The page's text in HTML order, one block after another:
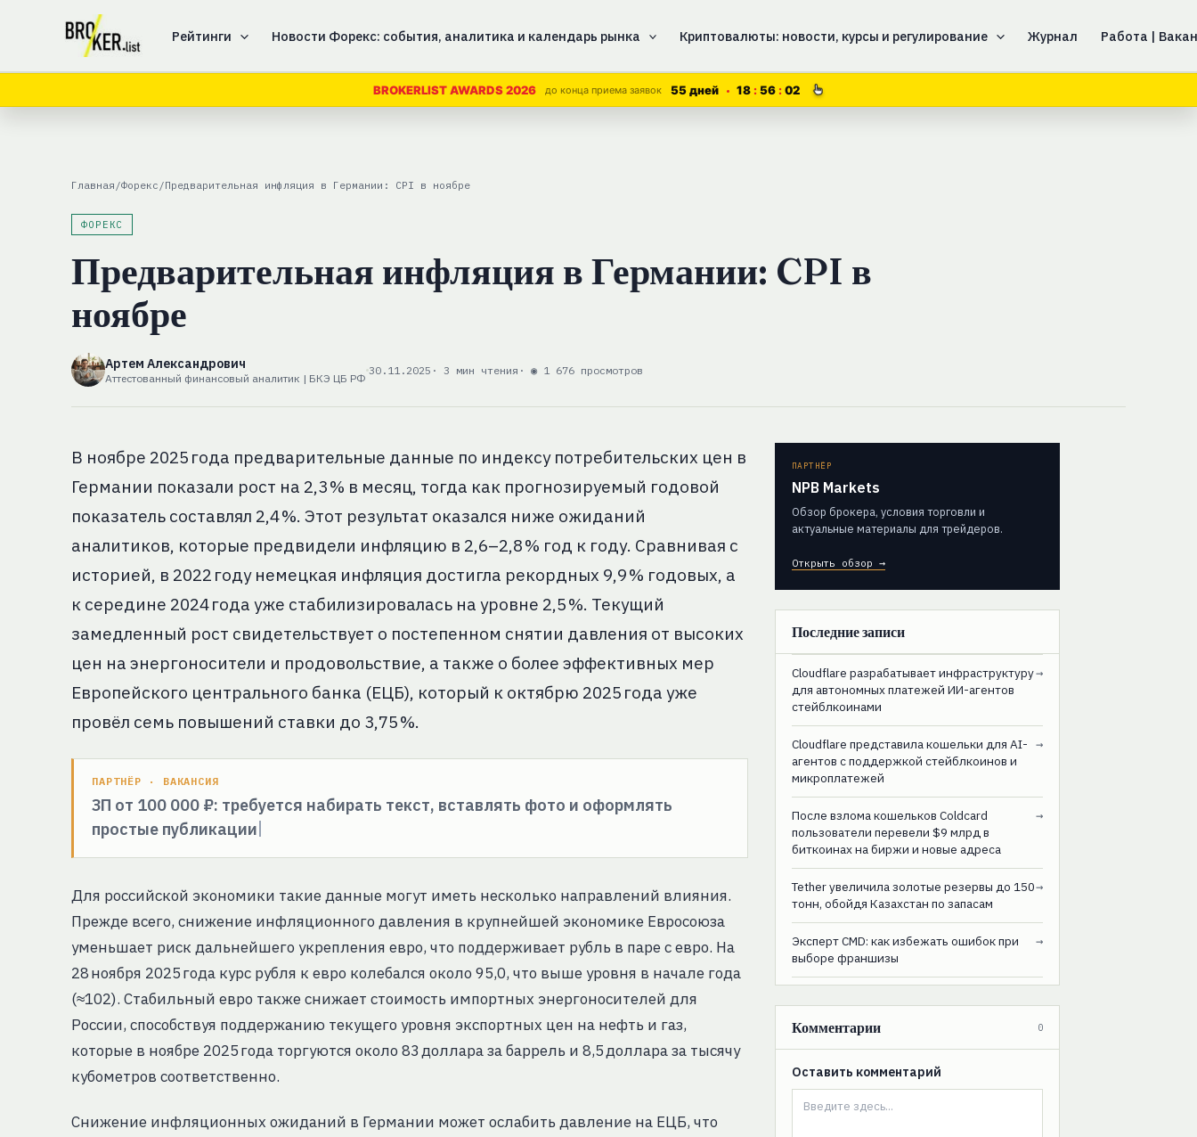
содержимому
Рейтинги Новости Форекс: события, аналитика и календарь рынка Криптовалюты: новости, курсы и регулирование Журнал Работа |
BROKERLIST AWARDS 2026 до конца приема заявок 55 дней 18 56 02
Главная /Форекс /Предварительная инфляция в Германии: CPI в ноябре
ФОРЕКС
Предварительная инфляция в Германии: CPI в
ноябре
Артем Александрович
Аттестованный финансовый аналитик | БКЭ ЦБ РФ
30.11.2025 · 3 мин чтения · ◉ 1 676 просмотров
В ноябре 2025 года предварительные данные по индексу потребительских цен в
Германии показали рост на 2,3 % в месяц, тогда как прогнозируемый годовой
показатель составлял 2,4 %. Этот результат оказался ниже ожиданий
аналитиков, которые предвидели инфляцию в 2,6–2,8 % год к году. Сравнивая с
историей, в 2022 году немецкая инфляция достигла рекордных 9,9 % годовых, а
к середине 2024 года уже стабилизировалась на уровне 2,5 %. Текущий
замедленный рост свидетельствует о постепенном снятии давления от высоких
цен на энергоносители и продовольствие, а также о более эффективных мер
Европейского центрального банка (ЕЦБ), который к октябрю 2025 года уже
провёл семь повышений ставки до 3,75 %.
ПАРТНЁР · ВАКАНСИЯ
ЗП от 100 000 ₽: требуется набирать текст, вставлять фото и оформлять
простые публикации
Для российской экономики такие данные могут иметь несколько направлений влияния.
Прежде всего, снижение инфляционного давления в крупнейшей экономике Евросоюза
уменьшает риск дальнейшего укрепления евро, что поддерживает рубль в паре с евро. На
28 ноября 2025 года курс рубля к евро колебался около 95,0, что выше уровня в начале года
(≈102). Стабильный евро также снижает стоимость импортных энергоносителей для
России, способствуя поддержанию текущего уровня экспортных цен на нефть и газ,
которые в ноябре 2025 года торгуются около 83 доллара за баррель и 8,5 доллара за тысячу
кубометров соответственно.
Снижение инфляционных ожиданий в Германии может ослабить давление на ЕЦБ, что
ПАРТНЁР
NPB Markets
Обзор брокера, условия торговли и
актуальные материалы для трейдеров.
Открыть обзор →
Последние записи
Cloudflare разрабатывает инфраструктуру
для автономных платежей ИИ-агентов
стейблкоинами
→
Cloudflare представила кошельки для AI-
агентов с поддержкой стейблкоинов и
микроплатежей
→
После взлома кошельков Coldcard
пользователи перевели $9 млрд в
биткоинах на биржи и новые адреса
→
Tether увеличила золотые резервы до 150
тонн, обойдя Казахстан по запасам
→
Эксперт CMD: как избежать ошибок при
выборе франшизы
→
Комментарии 0
Оставить комментарий